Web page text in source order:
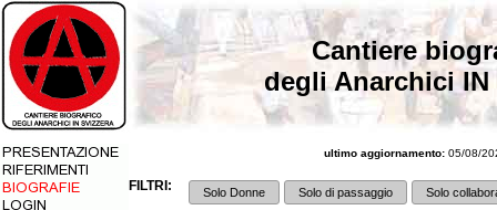
Cantiere
degli Anarchici IN
ultimo aggiornamento: 05/08/
FILTRI: Solo Donne Solo di passaggio Solo